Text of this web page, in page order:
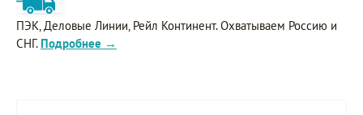
ПЭК, Деловые Линии, Рейл Континент. Охватываем Россию и
СНГ. Подробнее →